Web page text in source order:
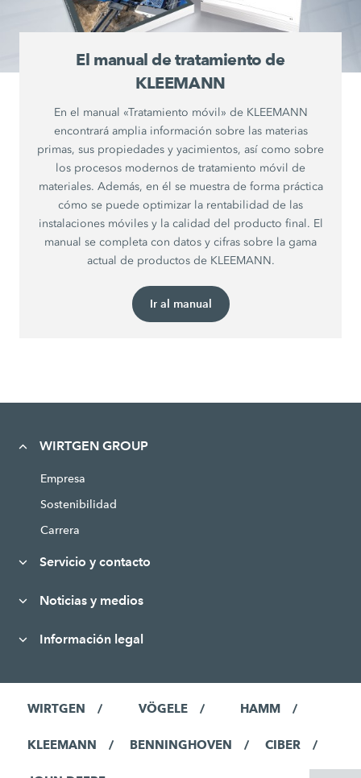
El manual de tratamiento de
KLEEMANN
En el manual «Tratamiento móvil» de KLEEMANN
encontrará amplia información sobre las materias
primas, sus propiedades y yacimientos, así como sobre
los procesos modernos de tratamiento móvil de
materiales. Además, en él se muestra de forma práctica
cómo se puede optimizar la rentabilidad de las
instalaciones móviles y la calidad del producto final. El
manual se completa con datos y cifras sobre la gama
actual de productos de KLEEMANN.
Ir al manual
WIRTGEN GROUP
Empresa
Sostenibilidad
Carrera
Servicio y contacto
Noticias y medios
Información legal
WIRTGEN VÖGELE HAMM
KLEEMANN BENNINGHOVEN CIBER